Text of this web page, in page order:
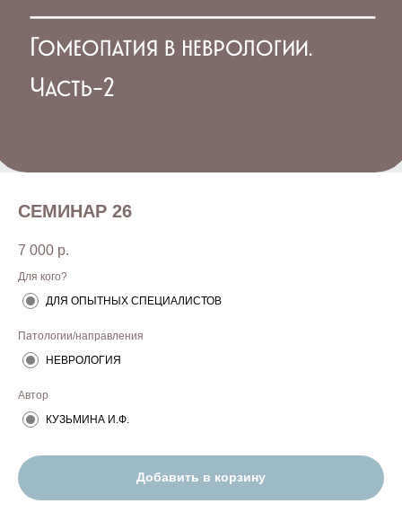
СЕМИНАР 26
7 000 р.
Для кого?
ДЛЯ ОПЫТНЫХ СПЕЦИАЛИСТОВ
Патологии/направления
НЕВРОЛОГИЯ
Автор
КУЗЬМИНА И.Ф.
Добавить в корзину